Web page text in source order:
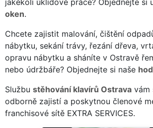
oken.
Chcete zajistit malování, čištění
nábytku, sekání trávy, řezání dřeva,
opravu nábytku a sháníte v Ostravě
nebo údržbáře? Objednejte si naše
Službu stěhování klavírů Ostrava vám
odborně zajistí a poskytnou členové
franchisové sítě EXTRA SERVICES.